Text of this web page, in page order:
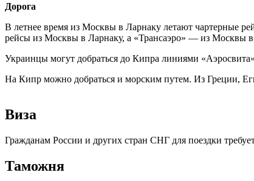
Дорога
В летнее время из Москвы в Ларнаку летают чартерные
рейсы из Москвы в Ларнаку, а «Трансаэро» — из Москвы в
Украинцы могут добраться до Кипра линиями
На Кипр можно добраться и морским путем. Из Греции,
Виза
Гражданам России и других стран СНГ для поездки
Таможня